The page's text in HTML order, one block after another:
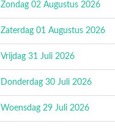
Zondag 02 Augustus 2026
Zaterdag 01 Augustus 2026
Vrijdag 31 Juli 2026
Donderdag 30 Juli 2026
Woensdag 29 Juli 2026